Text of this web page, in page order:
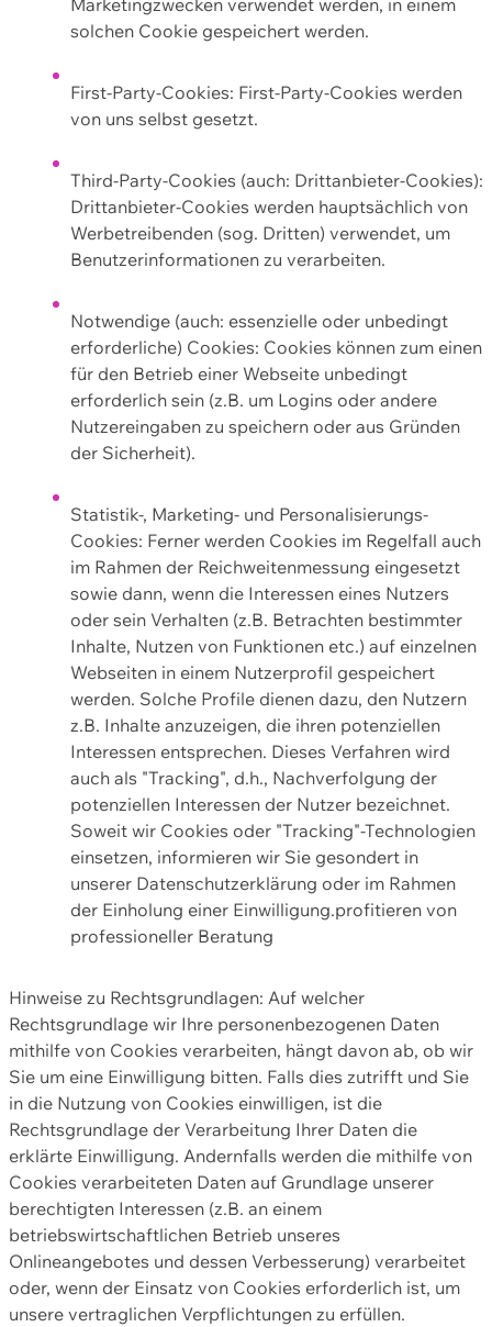
Marketingzwecken verwendet werden, in einem
solchen Cookie gespeichert werden.
First-Party-Cookies: First-Party-Cookies werden
von uns selbst gesetzt.
Third-Party-Cookies (auch: Drittanbieter-Cookies):
Drittanbieter-Cookies werden hauptsächlich von
Werbetreibenden (sog. Dritten) verwendet, um
Benutzerinformationen zu verarbeiten.
Notwendige (auch: essenzielle oder unbedingt
erforderliche) Cookies: Cookies können zum einen
für den Betrieb einer Webseite unbedingt
erforderlich sein (z.B. um Logins oder andere
Nutzereingaben zu speichern oder aus Gründen
der Sicherheit).
Statistik-, Marketing- und Personalisierungs-
Cookies: Ferner werden Cookies im Regelfall auch
im Rahmen der Reichweitenmessung eingesetzt
sowie dann, wenn die Interessen eines Nutzers
oder sein Verhalten (z.B. Betrachten bestimmter
Inhalte, Nutzen von Funktionen etc.) auf einzelnen
Webseiten in einem Nutzerprofil gespeichert
werden. Solche Profile dienen dazu, den Nutzern
z.B. Inhalte anzuzeigen, die ihren potenziellen
Interessen entsprechen. Dieses Verfahren wird
auch als "Tracking", d.h., Nachverfolgung der
potenziellen Interessen der Nutzer bezeichnet.
Soweit wir Cookies oder "Tracking"-Technologien
einsetzen, informieren wir Sie gesondert in
unserer Datenschutzerklärung oder im Rahmen
der Einholung einer Einwilligung.profitieren von
professioneller Beratung
Hinweise zu Rechtsgrundlagen: Auf welcher
Rechtsgrundlage wir Ihre personenbezogenen Daten
mithilfe von Cookies verarbeiten, hängt davon ab, ob wir
Sie um eine Einwilligung bitten. Falls dies zutrifft und Sie
in die Nutzung von Cookies einwilligen, ist die
Rechtsgrundlage der Verarbeitung Ihrer Daten die
erklärte Einwilligung. Andernfalls werden die mithilfe von
Cookies verarbeiteten Daten auf Grundlage unserer
berechtigten Interessen (z.B. an einem
betriebswirtschaftlichen Betrieb unseres
Onlineangebotes und dessen Verbesserung) verarbeitet
oder, wenn der Einsatz von Cookies erforderlich ist, um
unsere vertraglichen Verpflichtungen zu erfüllen.